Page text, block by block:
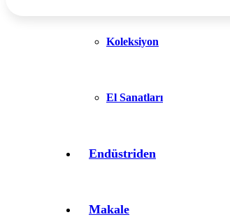
Koleksiyon
El Sanatları
Endüstriden
Makale